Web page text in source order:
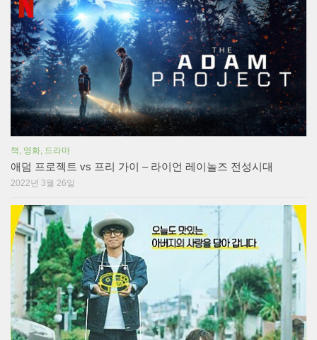
책, 영화, 드라마
애덤 프로젝트 vs 프리 가이 – 라이언 레이놀즈 전성시대
2022년 3월 26일